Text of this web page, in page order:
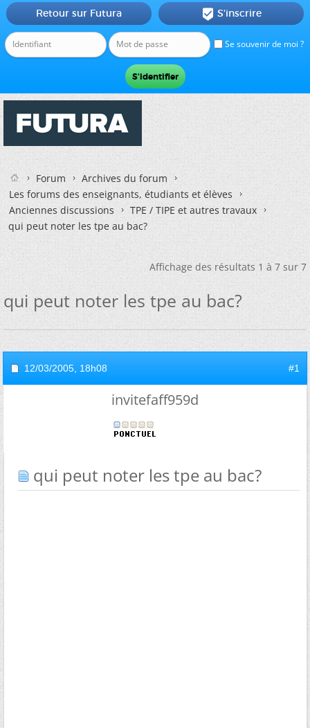
Se souvenir de moi ?
Retour sur Futura  S'inscrire
Forum
Archives du forum
Les forums des enseignants, étudiants et élèves
Anciennes discussions
TPE / TIPE et autres travaux
qui peut noter les tpe au bac?
Affichage des résultats 1 à 7 sur 7
qui peut noter les tpe au bac?
12/03/2005, 18h08 #1
invitefaff959d
qui peut noter les tpe au bac?